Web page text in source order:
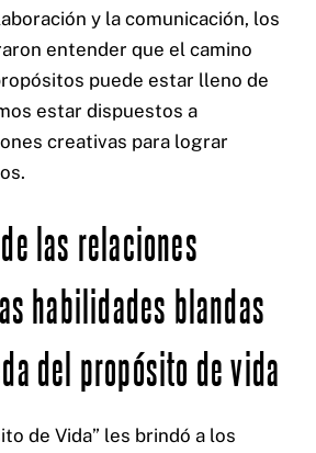
y la comunicación, los
entender que el camino
puede estar lleno de
estar dispuestos a
creativas para lograr
las relaciones
habilidades blandas
del propósito de vida
de Vida” les brindó a los